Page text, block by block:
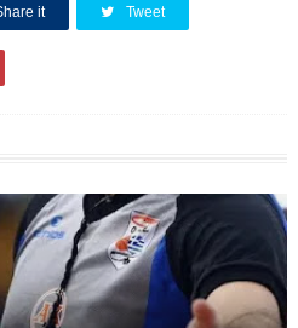
it Tweet